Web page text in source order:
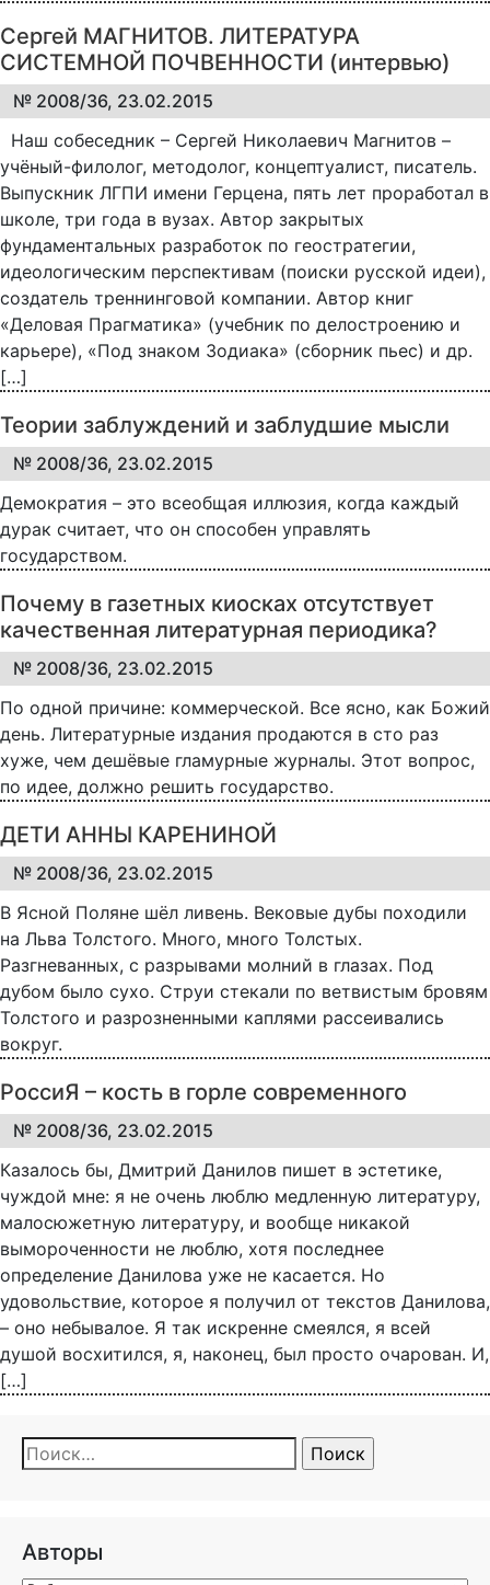
Сергей МАГНИТОВ. ЛИТЕРАТУРА
СИСТЕМНОЙ ПОЧВЕННОСТИ (интервью)
№ 2008/36, 23.02.2015
Наш собеседник – Сергей Николаевич Магнитов –
учёный-филолог, методолог, концептуалист, писатель.
Выпускник ЛГПИ имени Герцена, пять лет проработал в
школе, три года в вузах. Автор закрытых
фундаментальных разработок по геостратегии,
идеологическим перспективам (поиски русской идеи),
создатель треннинговой компании. Автор книг
«Деловая Прагматика» (учебник по делостроению и
карьере), «Под знаком Зодиака» (сборник пьес) и др.
[…]
Теории заблуждений и заблудшие мысли
№ 2008/36, 23.02.2015
Демократия – это всеобщая иллюзия, когда каждый
дурак считает, что он способен управлять
государством.
Почему в газетных киосках отсутствует
качественная литературная периодика?
№ 2008/36, 23.02.2015
По одной причине: коммерческой. Все ясно, как Божий
день. Литературные издания продаются в сто раз
хуже, чем дешёвые гламурные журналы. Этот вопрос,
по идее, должно решить государство.
ДЕТИ АННЫ КАРЕНИНОЙ
№ 2008/36, 23.02.2015
В Ясной Поляне шёл ливень. Вековые дубы походили
на Льва Толстого. Много, много Толстых.
Разгневанных, с разрывами молний в глазах. Под
дубом было сухо. Струи стекали по ветвистым бровям
Толстого и разрозненными каплями рассеивались
вокруг.
РоссиЯ – кость в горле современного
№ 2008/36, 23.02.2015
Казалось бы, Дмитрий Данилов пишет в эстетике,
чуждой мне: я не очень люблю медленную литературу,
малосюжетную литературу, и вообще никакой
вымороченности не люблю, хотя последнее
определение Данилова уже не касается. Но
удовольствие, которое я получил от текстов Данилова,
– оно небывалое. Я так искренне смеялся, я всей
душой восхитился, я, наконец, был просто очарован. И,
[…]
Найти:
Авторы